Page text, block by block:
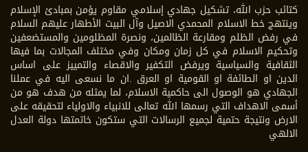
كتائب حزب الله، تشكيل جهادي إسلامي مقاوم يؤمن بمبادئ الإسلام
وينتهج خط الاسلام المحمدي الاصيل وآل البيت الأطهار عليهم السلام
في رفض الظلم ومقارعة الظالمين، ونصرة المظلومين والمستضعفين
وتحكيم الاسلام في كل زمان ومكان وفي مختلف المجالات بما فيها
الثقافية والسياسية ويرفض التكفير والاقصاء والتمييز على اساس
الدين او الطائفة او القومية او العرق .ان ما نسعى اليه في عملنا
الجهادي هو الوصول الى حاكمية الاسلام، لما يمثله من هدف هو من
أسمى الاهداف التي رسمها الله تعالى للانبياء والاولياء لتحقيقه على
الارض ونتيجة حتمية لجميع الرسالات التي ستكون خاتمتها دولة العدل
الالهي